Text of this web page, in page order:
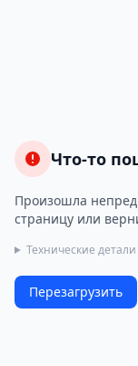
Что-то
Произошла
страницу или
Технические детали
Перезагрузить